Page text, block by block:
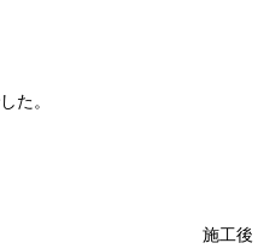
た。
施工後